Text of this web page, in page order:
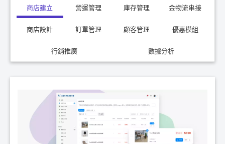
商店建立 營運管理 庫存管理 金物流串接
商店設計 訂單管理 顧客管理 優惠模組
行銷推廣 數據分析